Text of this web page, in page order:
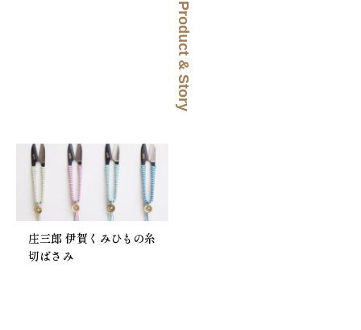
Product & Story
庄三郎 伊賀くみひもの糸
切ばさみ